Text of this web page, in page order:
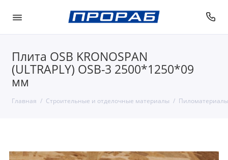
Плита OSB KRONOSPAN
(ULTRAPLY) OSB-3 2500*1250*09
мм
Главная Строительные и отделочные материалы